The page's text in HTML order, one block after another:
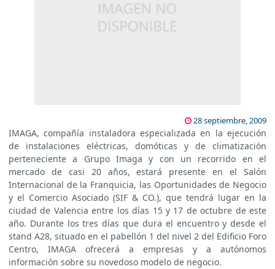
28 septiembre, 2009
IMAGA, compañía instaladora especializada en la ejecución
de instalaciones eléctricas, domóticas y de climatización
perteneciente a Grupo Imaga y con un recorrido en el
mercado de casi 20 años, estará presente en el Salón
Internacional de la Franquicia, las Oportunidades de Negocio
y el Comercio Asociado (SIF & CO.), que tendrá lugar en la
ciudad de Valencia entre los días 15 y 17 de octubre de este
año. Durante los tres días que dura el encuentro y desde el
stand A28, situado en el pabellón 1 del nivel 2 del Edificio Foro
Centro, IMAGA ofrecerá a empresas y a autónomos
información sobre su novedoso modelo de negocio.